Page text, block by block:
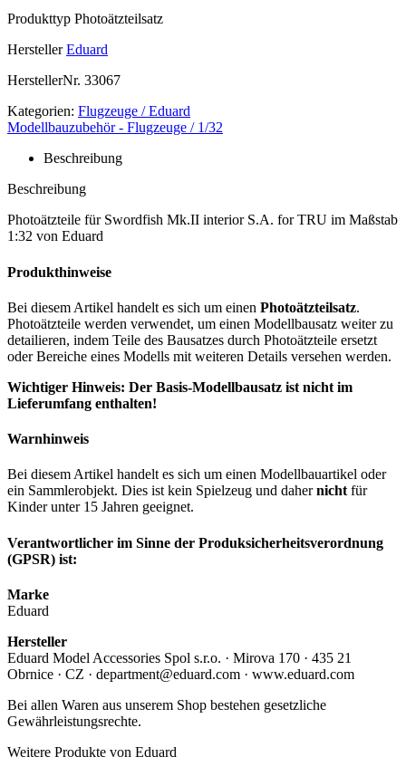
Produkttyp Photoätzteilsatz
Hersteller Eduard
HerstellerNr. 33067
Kategorien: Flugzeuge / Eduard
Modellbauzubehör - Flugzeuge / 1/32
Beschreibung
Beschreibung
Photoätzteile für Swordfish Mk.II interior S.A. for TRU im Maßstab
1:32 von Eduard
Produkthinweise
Bei diesem Artikel handelt es sich um einen Photoätzteilsatz.
Photoätzteile werden verwendet, um einen Modellbausatz weiter zu
detailieren, indem Teile des Bausatzes durch Photoätzteile ersetzt
oder Bereiche eines Modells mit weiteren Details versehen werden.
Wichtiger Hinweis: Der Basis-Modellbausatz ist nicht im
Lieferumfang enthalten!
Warnhinweis
Bei diesem Artikel handelt es sich um einen Modellbauartikel oder
ein Sammlerobjekt. Dies ist kein Spielzeug und dahernicht für
Kinder unter 15 Jahren geeignet.
Verantwortlicher im Sinne der Produksicherheitsverordnung
(GPSR) ist:
Marke
Eduard
Hersteller
Eduard Model Accessories Spol s.r.o. · Mirova 170 · 435 21
Obrnice · CZ · department@eduard.com · www.eduard.com
Bei allen Waren aus unserem Shop bestehen gesetzliche
Gewährleistungsrechte.
Weitere Produkte von Eduard